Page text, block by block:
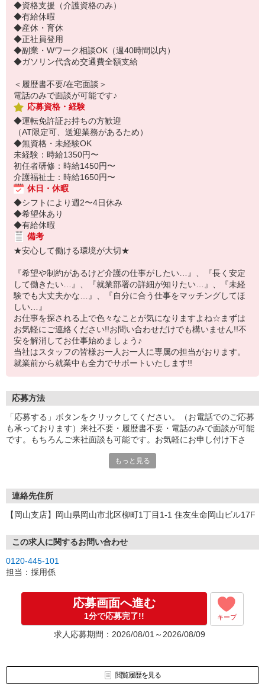
◆資格支援（介護資格のみ）
◆有給休暇
◆産休・育休
◆正社員登用
◆副業・Wワーク相談OK（週40時間以内）
◆ガソリン代含め交通費全額支給
＜履歴書不要/在宅面談＞
電話のみで面談が可能です♪
応募資格・経験
◆運転免許証お持ちの方歓迎
（AT限定可、送迎業務があるため）
◆無資格・未経験OK
未経験：時給1350円〜
初任者研修：時給1450円〜
介護福祉士：時給1650円〜
休日・休暇
◆シフトにより週2〜4日休み
◆希望休あり
◆有給休暇
備考
★安心して働ける環境が大切★
『希望や制約があるけど介護の仕事がしたい…』、『長く安定
して働きたい…』、『就業部署の詳細が知りたい…』、『未経
験でも大丈夫かな…』、『自分に合う仕事をマッチングしてほ
しい…』
お仕事を探される上で色々なことが気になりますよね☆まずは
お気軽にご連絡ください!!お問い合わせだけでも構いません!!不
安を解消してお仕事始めましょう♪
当社はスタッフの皆様お一人お一人に専属の担当がおります。
就業前から就業中も全力でサポートいたします!!
応募方法
「応募する」ボタンをクリックしてください。（お電話でのご応募
も承っております）来社不要・履歴書不要・電話のみで面談が可能
です。もちろんご来社面談も可能です。お気軽にお申し付け下さ
もっと見る
連絡先住所
【岡山支店】岡山県岡山市北区柳町1丁目1-1 住友生命岡山ビル17F
この求人に関するお問い合わせ
0120-445-101
担当：採用係
応募画面へ進む
1分で応募完了!! キープ
求人応募期間：2026/08/01～2026/08/09
閲覧履歴を見る